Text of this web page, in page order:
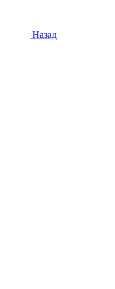
Назад